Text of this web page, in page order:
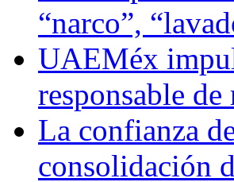
“narco”,
UAEMéx
responsable
La confianza
consolidación